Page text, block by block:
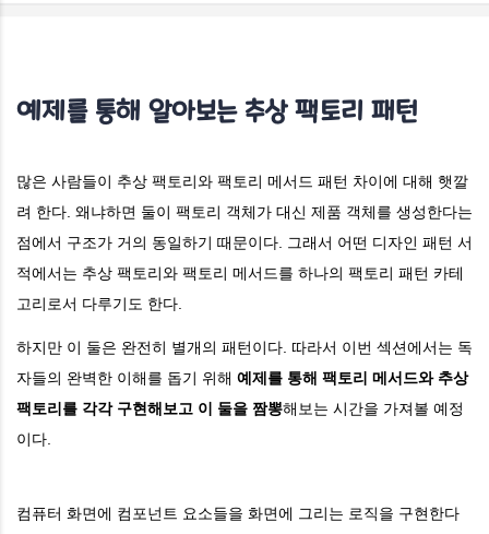
예제를 통해 알아보는추상 팩토리 패턴
많은 사람들이 추상 팩토리와 팩토리 메서드 패턴 차이에 대해 햇깔
려 한다. 왜냐하면 둘이 팩토리 객체가 대신 제품 객체를 생성한다는
점에서 구조가 거의 동일하기 때문이다. 그래서 어떤 디자인 패턴 서
적에서는 추상 팩토리와 팩토리 메서드를 하나의 팩토리 패턴 카테
고리로서 다루기도 한다.
하지만 이 둘은 완전히 별개의 패턴이다. 따라서 이번 섹션에서는 독
자들의 완벽한 이해를 돕기 위해 예제를 통해 팩토리 메서드와 추상
팩토리를 각각 구현해보고 이 둘을 짬뽕해보는 시간을 가져볼 예정
이다.
컴퓨터 화면에 컴포넌트 요소들을 화면에 그리는 로직을 구현한다